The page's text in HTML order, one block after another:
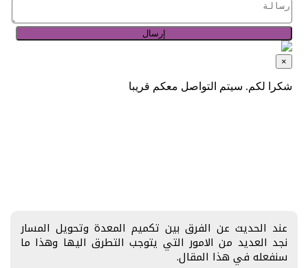
عند الحديث عن الفرق بين تكميم المعدة وتحويل المسار
نجد العديد من الامور التي يتوجب التطرق اليها وهذا ما
سنفعله في هذا المقال.